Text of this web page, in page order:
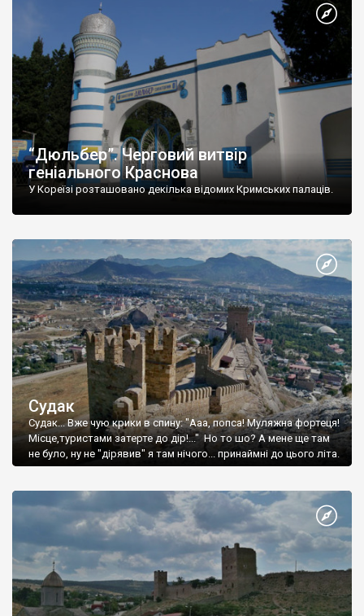
“Дюльбер”. Черговий витвір
геніального Краснова
У Кореїзі розташовано декілька відомих Кримських палаців.
Судак
Судак... Вже чую крики в спину: "Ааа, попса! Муляжна фортеця!
Місце,туристами затерте до дір!..." Но то шо? А мене ще там
не було, ну не "дірявив" я там нічого... принаймні до цього літа.